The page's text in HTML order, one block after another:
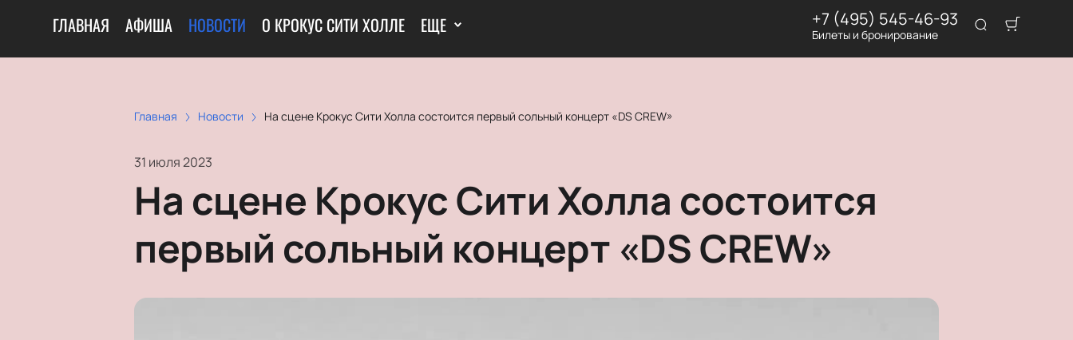
ГЛАВНАЯ АФИША НОВОСТИ О КРОКУС СИТИ ХОЛЛЕ ЕЩЕ +7 (495) 545-46-93
Билеты и бронирование
Главная Новости На сцене Крокус Сити Холла состоится первый сольный концерт «DS CREW»
31 июля 2023
На сцене Крокус Сити Холла состоится
первый сольный концерт «DS CREW»